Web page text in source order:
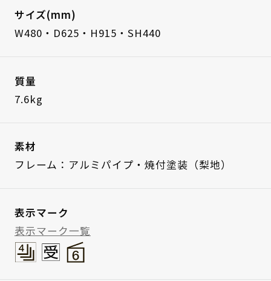
サイズ(mm)
W480・D625・H915・SH440
質量
7.6kg
素材
フレーム：アルミパイプ・焼付塗装（梨地）
表示マーク
表示マーク一覧